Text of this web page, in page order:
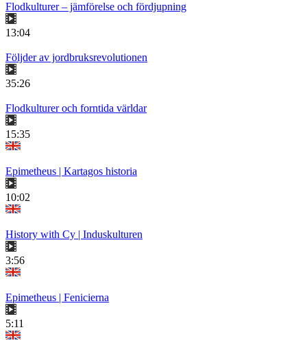
Flodkulturer – jämförelse och fördjupning
13:04
Följder av jordbruksrevolutionen
35:26
Flodkulturer och forntida världar
15:35
Epimetheus | Kartagos historia
10:02
History with Cy | Induskulturen
3:56
Epimetheus | Fenicierna
5:11